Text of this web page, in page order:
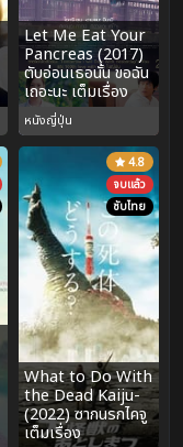
Let Me Eat Your
Pancreas (2017)
ตับอ่อนเธอนั้น ขอฉัน
เถอะนะ เต็มเรื่อง
หนังญี่ปุ่น
4.8
จบแล้ว
ซับไทย
What to Do With
the Dead Kaiju-
(2022) ซากนรกไคจู
เต็มเรื่อง